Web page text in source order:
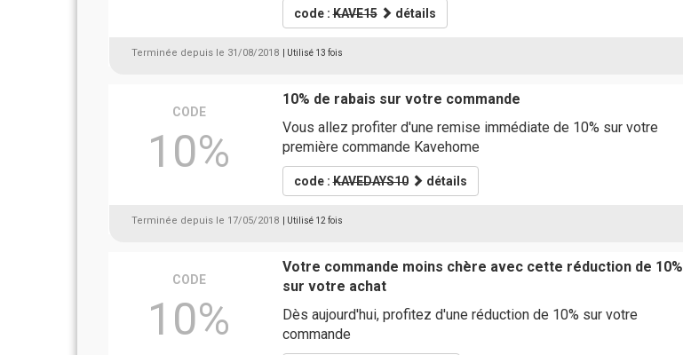
code :KAVE15 détails
Terminée depuis le 31/08/2018 | Utilisé 13 fois
CODE
10%
10% de rabais sur votre commande
Vous allez profiter d'une remise immédiate de 10% sur votre
première commande Kavehome
code :KAVEDAYS10 détails
Terminée depuis le 17/05/2018 | Utilisé 12 fois
CODE
10%
Votre commande moins chère avec cette réduction de 10%
sur votre achat
Dès aujourd'hui, profitez d'une réduction de 10% sur votre
commande